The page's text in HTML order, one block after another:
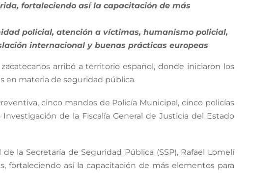
fortaleciendo así la capacitación de más
policial, atención a víctimas, humanismo policial,
internacional y buenas prácticas europeas
arribó a territorio español, donde iniciaron los
en materia de seguridad pública.
cinco mandos de Policía Municipal, cinco policías
de la Fiscalía General de Justicia del Estado
la Secretaría de Seguridad Pública (SSP), Rafael Lomelí
fortaleciendo así la capacitación de más elementos para